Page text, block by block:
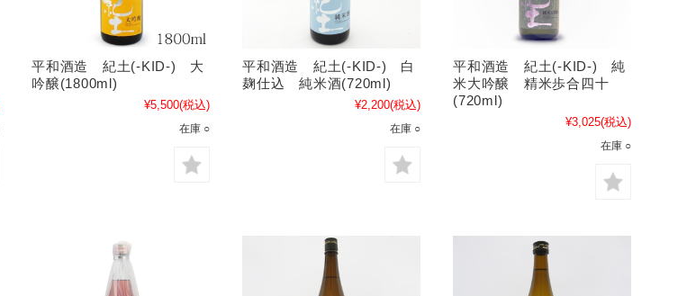
平和酒造 紀土(-KID-) 大
吟醸(1800ml)
¥5,500(税込)
在庫 ○
平和酒造 紀土(-KID-) 白
麹仕込 純米酒(720ml)
¥2,200(税込)
在庫 ○
平和酒造 紀土(-KID-) 純
米大吟醸 精米歩合四十
(720ml)
¥3,025(税込)
在庫 ○